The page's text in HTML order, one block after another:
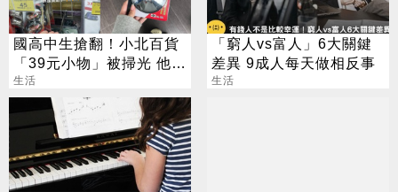
國高中生搶翻！小北百貨
「39元小物」被掃光 他跑
3家買不到
生活
「窮人vs富人」6大關鍵
差異 9成人每天做相反事
生活